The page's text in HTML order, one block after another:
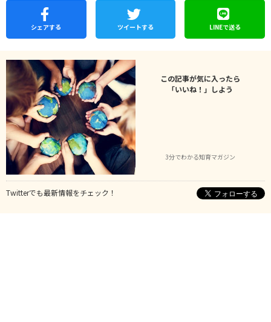
シェアする ツイートする LINEで送る
この記事が気に入ったら
「いいね！」しよう
3分でわかる知育マガジン
Twitterでも最新情報をチェック！